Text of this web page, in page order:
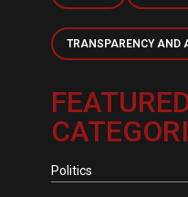
TRANSPARENCY AND
Politics